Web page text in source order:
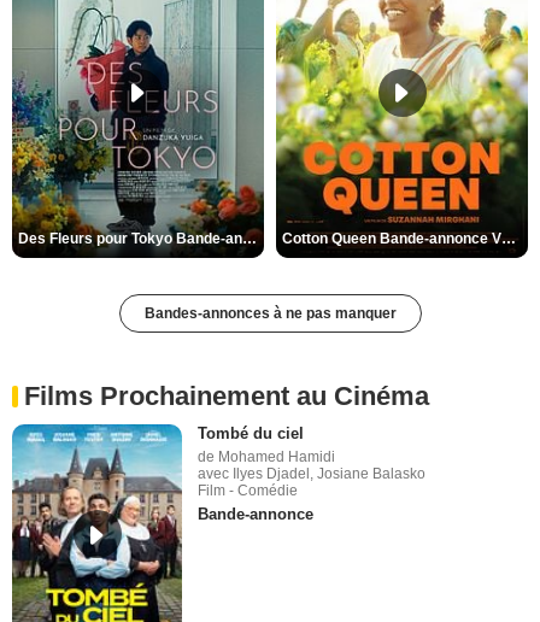
Des Fleurs pour Tokyo Bande-annonce VO STFR Cotton Queen Bande-annonce VO STFR
Bandes-annonces à ne pas manquer
Films Prochainement au Cinéma
Tombé du ciel
de Mohamed Hamidi
avec Ilyes Djadel, Josiane Balasko
Film - Comédie
Bande-annonce